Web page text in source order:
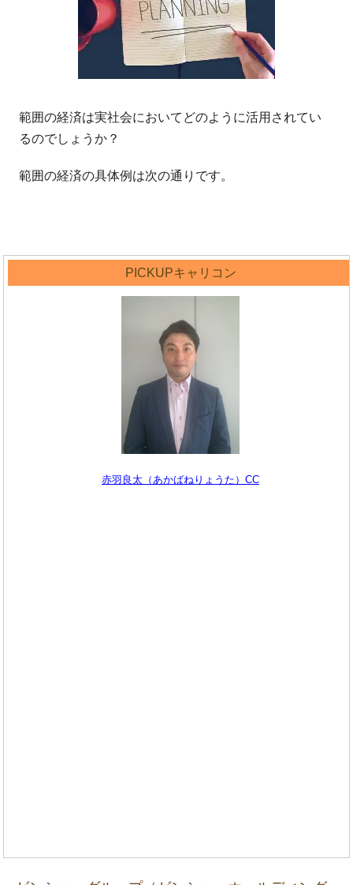
範囲の経済は実社会においてどのように活用されてい
るのでしょうか？
範囲の経済の具体例は次の通りです。
PICKUPキャリコン
赤羽良太（あかばねりょうた）CC